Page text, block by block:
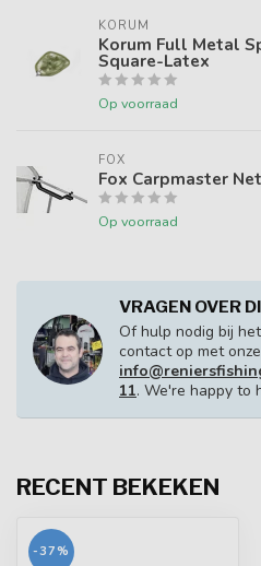
KORUM
Korum Full Metal
Square-Latex
Op voorraad
FOX
Fox Carpmaster
Op voorraad
VRAGEN OVER
Of hulp nodig bij
contact op met
11. We're happy to
RECENT BEKEKEN
-37%